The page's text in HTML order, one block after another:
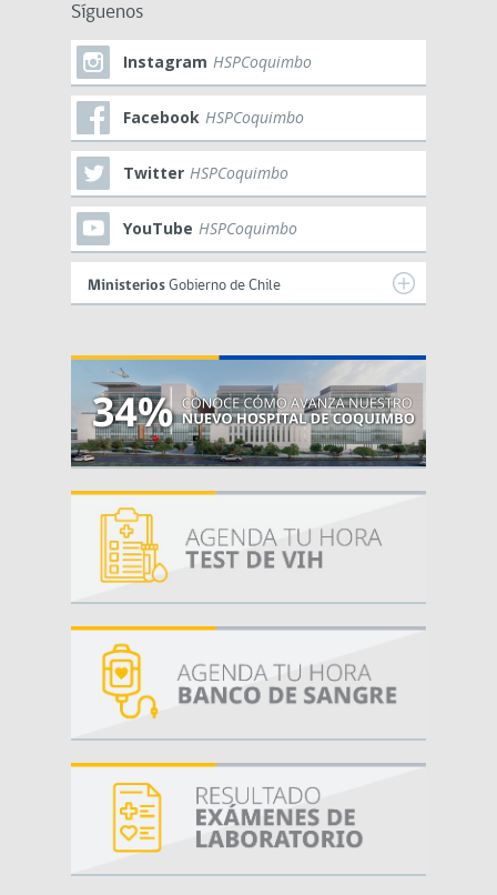
Síguenos
Instagram HSPCoquimbo
Facebook HSPCoquimbo
Twitter HSPCoquimbo
YouTube HSPCoquimbo
Ministerios Gobierno de Chile